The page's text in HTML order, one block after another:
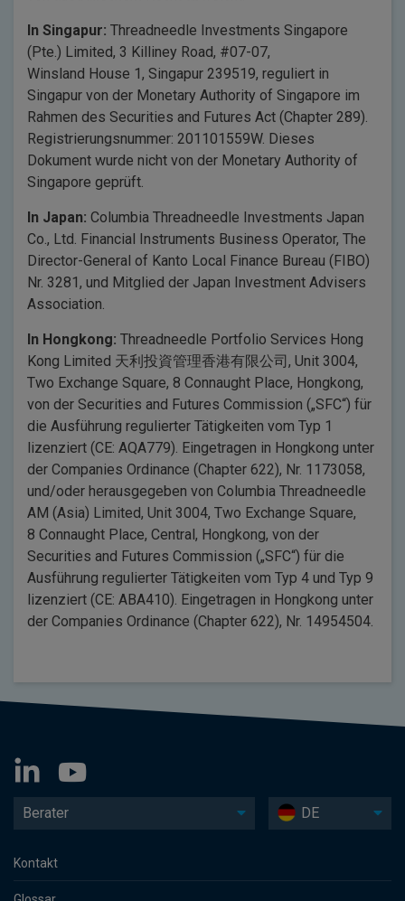
In Singapur: Threadneedle Investments Singapore
(Pte.) Limited, 3 Killiney Road, #07-07,
Winsland House 1, Singapur 239519, reguliert in
Singapur von der Monetary Authority of Singapore im
Rahmen des Securities and Futures Act (Chapter 289).
Registrierungsnummer: 201101559W. Dieses
Dokument wurde nicht von der Monetary Authority of
Singapore geprüft.
In Japan: Columbia Threadneedle Investments Japan
Co., Ltd. Financial Instruments Business Operator, The
Director-General of Kanto Local Finance Bureau (FIBO)
Nr. 3281, und Mitglied der Japan Investment Advisers
Association.
In Hongkong: Threadneedle Portfolio Services Hong
Kong Limited 天利投資管理香港有限公司, Unit 3004,
Two Exchange Square, 8 Connaught Place, Hongkong,
von der Securities and Futures Commission („SFC“) für
die Ausführung regulierter Tätigkeiten vom Typ 1
lizenziert (CE: AQA779). Eingetragen in Hongkong unter
der Companies Ordinance (Chapter 622), Nr. 1173058,
und/oder herausgegeben von Columbia Threadneedle
AM (Asia) Limited, Unit 3004, Two Exchange Square,
8 Connaught Place, Central, Hongkong, von der
Securities and Futures Commission („SFC“) für die
Ausführung regulierter Tätigkeiten vom Typ 4 und Typ 9
lizenziert (CE: ABA410). Eingetragen in Hongkong unter
der Companies Ordinance (Chapter 622), Nr. 14954504.
Berater DE
Kontakt